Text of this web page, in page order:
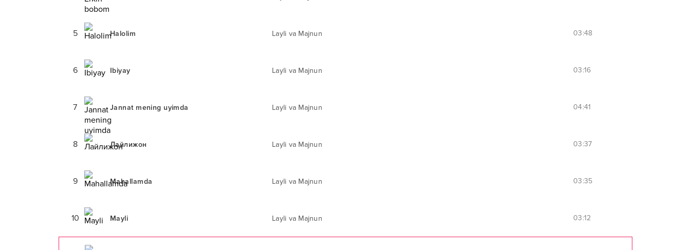
5 Halolim Layli va Majnun 03:48
6 Ibiyay Layli va Majnun 03:16
7 Jannat mening uyimda Layli va Majnun 04:41
8 Лайлижон Layli va Majnun 03:37
9 Mahallamda Layli va Majnun 03:35
10 Mayli Layli va Majnun 03:12